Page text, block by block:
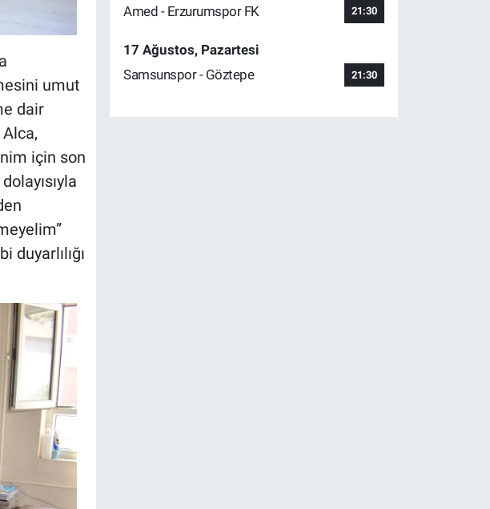
umut
dair
için son
duyarlılığı
Amed - Erzurumspor FK 21:30
17 Ağustos, Pazartesi
Samsunspor - Göztepe
21:30